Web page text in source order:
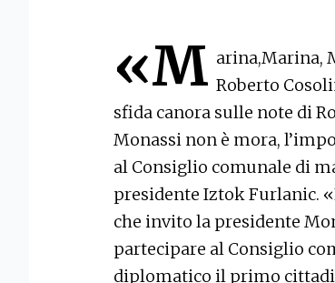
«M arina,Marina,
Roberto
sfida canora sulle note di
Monassi non è mora,
al Consiglio comunale di
presidente Iztok Furlanic.
che invito la presidente
partecipare al Consiglio
diplomatico il primo